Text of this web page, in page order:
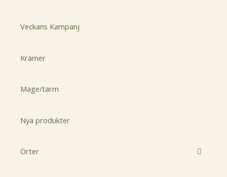
Veckans Kampanj
Krämer
Mage/tarm
Nya produkter
Örter